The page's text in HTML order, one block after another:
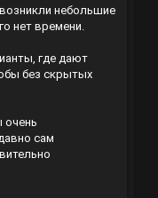
небольшие
нет времени.
где дают
без скрытых
очень
сам